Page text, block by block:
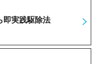
即実践駆除法